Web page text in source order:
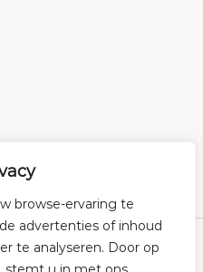
browse-ervaring te
advertenties of inhoud
te analyseren. Door op